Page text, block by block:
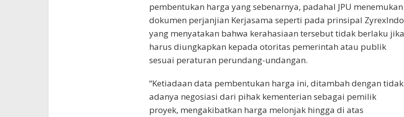
pembentukan harga yang sebenarnya, padahal JPU menemukan
dokumen perjanjian Kerjasama seperti pada prinsipal ZyrexIndo
yang menyatakan bahwa kerahasiaan tersebut tidak berlaku jika
harus diungkapkan kepada otoritas pemerintah atau publik
sesuai peraturan perundang-undangan.
“Ketiadaan data pembentukan harga ini, ditambah dengan tidak
adanya negosiasi dari pihak kementerian sebagai pemilik
proyek, mengakibatkan harga melonjak hingga di atas